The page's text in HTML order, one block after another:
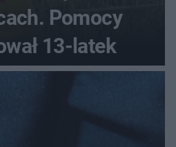
Pomocy
13-latek